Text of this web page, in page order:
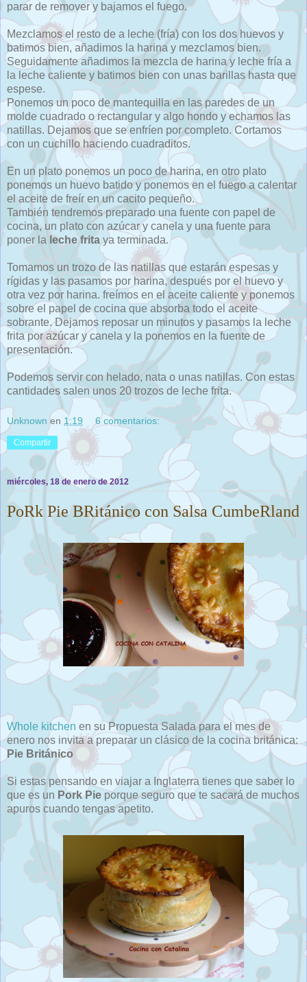
parar de remover y bajamos el fuego.
Mezclamos el resto de a leche (fría) con los dos huevos y
batimos bien, añadimos la harina y mezclamos bien.
Seguidamente añadimos la mezcla de harina y leche fría a
la leche caliente y batimos bien con unas barillas hasta que
espese.
Ponemos un poco de mantequilla en las paredes de un
molde cuadrado o rectangular y algo hondo y echamos las
natillas. Dejamos que se enfríen por completo. Cortamos
con un cuchillo haciendo cuadraditos.
En un plato ponemos un poco de harina, en otro plato
ponemos un huevo batido y ponemos en el fuego a calentar
el aceite de freír en un cacito pequeño.
También tendremos preparado una fuente con papel de
cocina, un plato con azúcar y canela y una fuente para
poner laleche frita ya terminada.
Tomamos un trozo de las natillas que estarán espesas y
rígidas y las pasamos por harina, después por el huevo y
otra vez por harina. freímos en el aceite caliente y ponemos
sobre el papel de cocina que absorba todo el aceite
sobrante. Dejamos reposar un minutos y pasamos la leche
frita por azúcar y canela y la ponemos en la fuente de
presentación.
Podemos servir con helado, nata o unas natillas. Con estas
cantidades salen unos 20 trozos de leche frita.
Unknown en 1:19 6 comentarios:
Compartir
miércoles, 18 de enero de 2012
PoRk Pie BRitánico con Salsa CumbeRland
Whole kitchen en su Propuesta Salada para el mes de
enero nos invita a preparar un clásico de la cocina británica:
Pie Británico
Si estas pensando en viajar a Inglaterra tienes que saber lo
que es un Pork Pie porque seguro que te sacará de muchos
apuros cuando tengas apetito.